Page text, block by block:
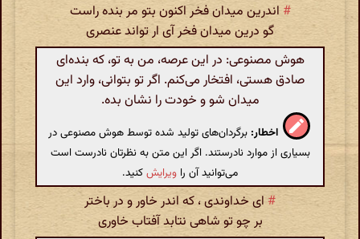
# اندرین میدان فخر اکنون بتو مر بنده راست
گو درین میدان فخر آی ار تواند عنصری
هوش مصنوعی: در این عرصه، من به تو، که بنده‌ای
صادق هستی، افتخار می‌کنم. اگر تو بتوانی، وارد این
میدان شو و خودت را نشان بده.
اخطار: برگردان‌های تولید شده توسط هوش مصنوعی در
بسیاری از موارد نادرستند. اگر این متن به نظرتان نادرست است
می‌توانید آن را ویرایشکنید.
# ای خداوندی ، که اندر خاور و در باختر
بر چو تو شاهی نتابد آفتاب خاوری